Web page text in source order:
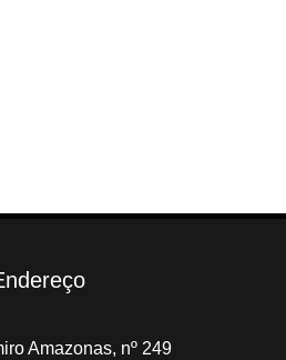
Amazonas, nº 249